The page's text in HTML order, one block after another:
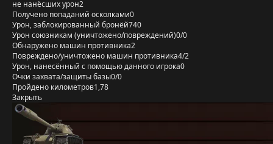
не нанёсших урон2
Получено попаданий осколками0
Урон, заблокированный бронёй740
Урон союзникам (уничтожено/повреждений)0/0
Обнаружено машин противника2
Повреждено/уничтожено машин противника4/2
Урон, нанесённый с помощью данного игрока0
Очки захвата/защиты базы0/0
Пройдено километров1,78
Закрыть